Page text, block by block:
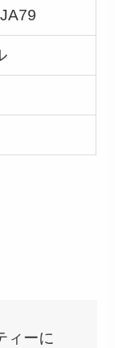
ィーに